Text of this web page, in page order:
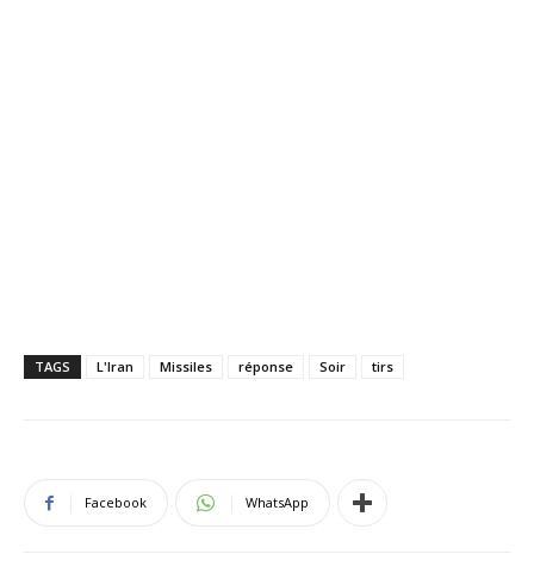
TAGS L'Iran Missiles réponse Soir tirs
Facebook WhatsApp